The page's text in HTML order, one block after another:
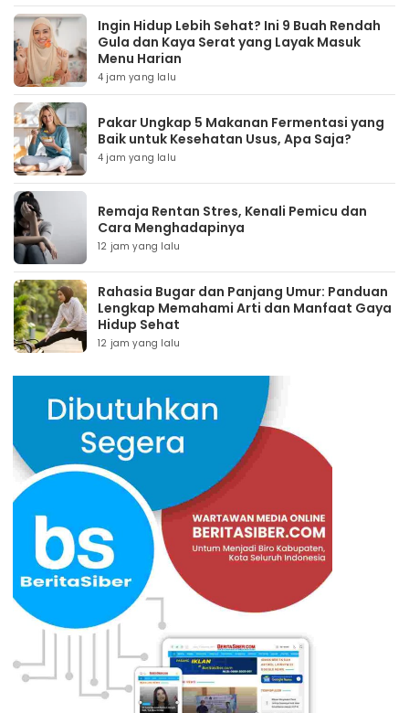
Ingin Hidup Lebih Sehat? Ini 9 Buah Rendah
Gula dan Kaya Serat yang Layak Masuk
Menu Harian
4 jam yang lalu
Pakar Ungkap 5 Makanan Fermentasi yang
Baik untuk Kesehatan Usus, Apa Saja?
4 jam yang lalu
Remaja Rentan Stres, Kenali Pemicu dan
Cara Menghadapinya
12 jam yang lalu
Rahasia Bugar dan Panjang Umur: Panduan
Lengkap Memahami Arti dan Manfaat Gaya
Hidup Sehat
12 jam yang lalu